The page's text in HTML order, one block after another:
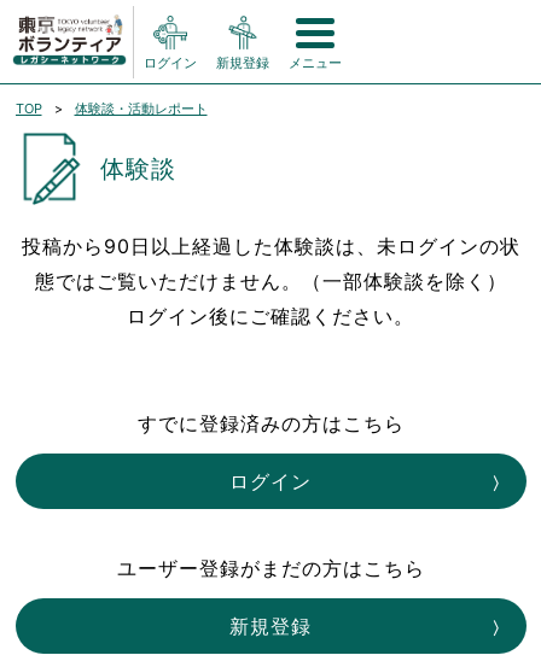
ログイン 新規登録 メニュー
TOP 体験談・活動レポート
体験談
投稿から90日以上経過した体験談は、未ログインの状
態ではご覧いただけません。（一部体験談を除く）
ログイン後にご確認ください。
すでに登録済みの方はこちら
ログイン
ユーザー登録がまだの方はこちら
新規登録